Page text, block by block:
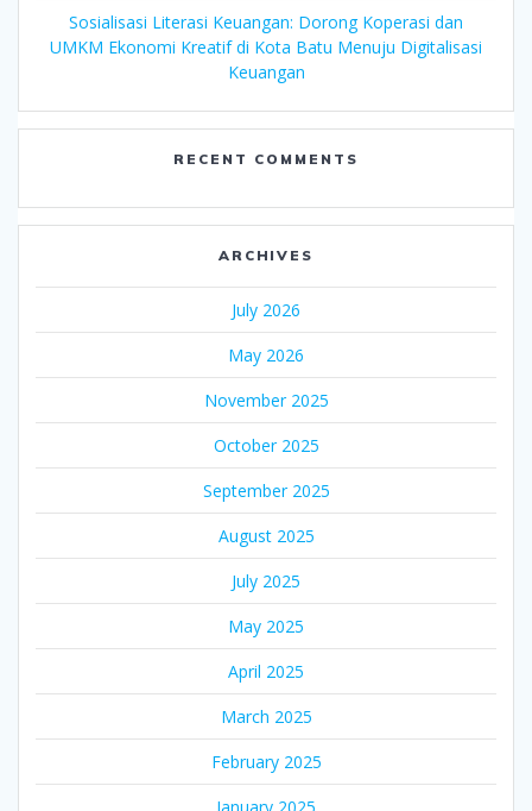
Sosialisasi Literasi Keuangan: Dorong Koperasi dan
UMKM Ekonomi Kreatif di Kota Batu Menuju Digitalisasi
Keuangan
RECENT COMMENTS
ARCHIVES
July 2026
May 2026
November 2025
October 2025
September 2025
August 2025
July 2025
May 2025
April 2025
March 2025
February 2025